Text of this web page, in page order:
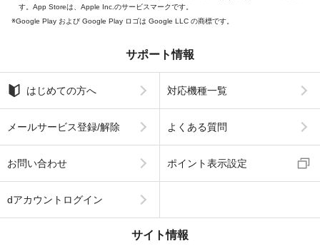
す。App Storeは、Apple Inc.のサービスマークです。
Google Play および Google Play ロゴは Google LLC の商標です。
サポート情報
はじめての方へ 対応機種一覧
メールサービス登録/解除 よくある質問
お問い合わせ ポイント表示設定
dアカウントログイン
サイト情報